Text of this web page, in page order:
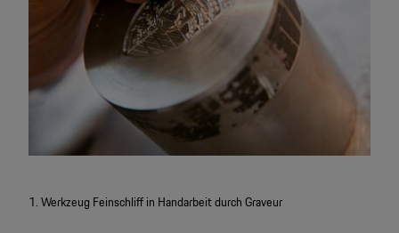
1. Werkzeug Feinschliff in Handarbeit durch Graveur